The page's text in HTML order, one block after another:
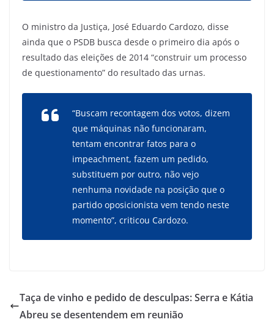
O ministro da Justiça, José Eduardo Cardozo, disse
ainda que o PSDB busca desde o primeiro dia após o
resultado das eleições de 2014 “construir um processo
de questionamento” do resultado das urnas.
“Buscam recontagem dos votos, dizem
que máquinas não funcionaram,
tentam encontrar fatos para o
impeachment, fazem um pedido,
substituem por outro, não vejo
nenhuma novidade na posição que o
partido oposicionista vem tendo neste
momento”, criticou Cardozo.
Taça de vinho e pedido de desculpas: Serra e Kátia
Abreu se desentendem em reunião